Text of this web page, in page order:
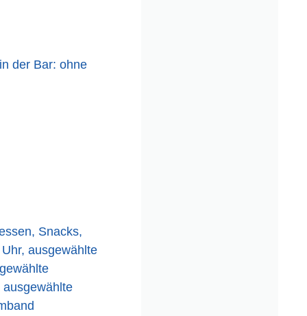
der Bar: ohne
Snacks,
ausgewählte